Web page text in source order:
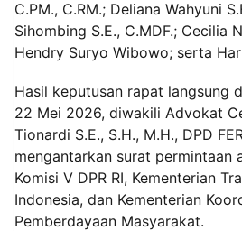
C.PM., C.RM.; Deliana Wahyuni
Sihombing S.E., C.MDF.; Cecilia
Hendry Suryo Wibowo; serta
Hasil keputusan rapat langsung
22 Mei 2026, diwakili Advokat
Tionardi S.E., S.H., M.H., DPD
mengantarkan surat permintaan
Komisi V DPR RI, Kementerian
Indonesia, dan Kementerian
Pemberdayaan Masyarakat.